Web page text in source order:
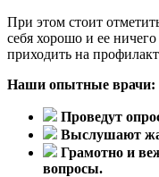
При этом стоит
себя хорошо и ее
приходить на
Наши опытные врачи:
Проведут
Выслушают
Грамотно и
вопросы.